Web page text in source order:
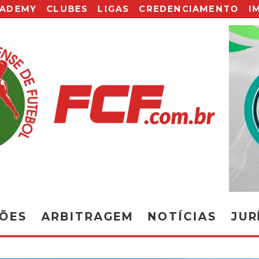
CLUBES LIGAS CREDENCIAMENTO
ARBITRAGEM NOTÍCIAS